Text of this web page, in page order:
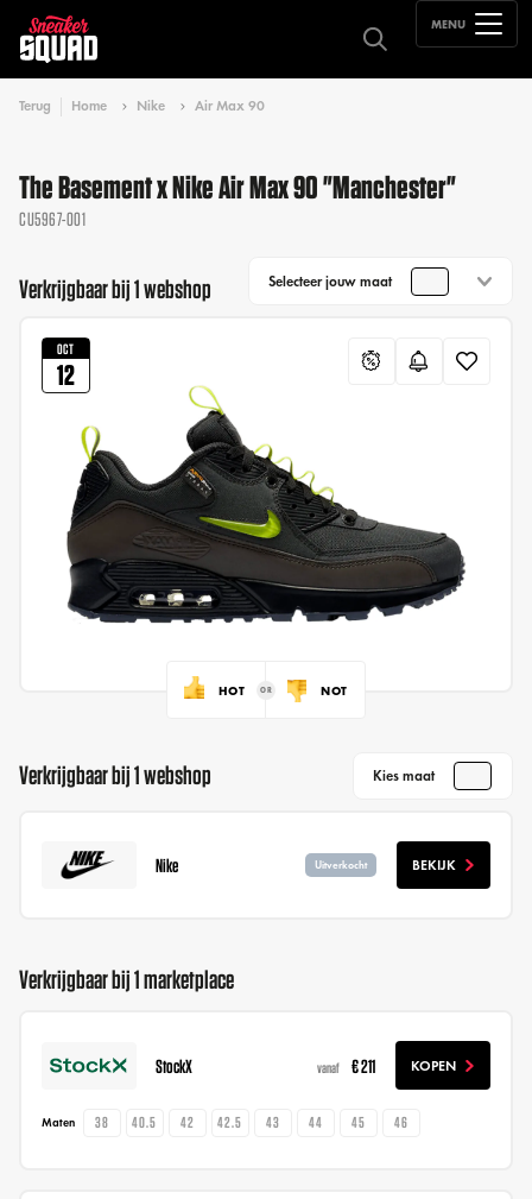
MENU
Terug Home Nike Air Max 90
The Basement x Nike Air Max 90 "Manchester"
CU5967-001
Verkrijgbaar bij 1 webshop Selecteer jouw maat
OCT
12
HOT NOT
Verkrijgbaar bij 1 webshop Kies maat
Nike Uitverkocht BEKIJK
Verkrijgbaar bij 1 marketplace
StockX vanaf € 211 KOPEN
Maten 38 40.5 42 42.5 43 44 45 46